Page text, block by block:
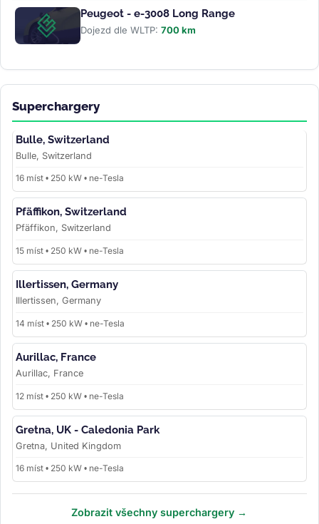
Peugeot - e-3008 Long Range
Dojezd dle WLTP: 700 km
Superchargery
Bulle, Switzerland
Bulle, Switzerland
16 míst • 250 kW • ne-Tesla
Pfäffikon, Switzerland
Pfäffikon, Switzerland
15 míst • 250 kW • ne-Tesla
Illertissen, Germany
Illertissen, Germany
14 míst • 250 kW • ne-Tesla
Aurillac, France
Aurillac, France
12 míst • 250 kW • ne-Tesla
Gretna, UK - Caledonia Park
Gretna, United Kingdom
16 míst • 250 kW • ne-Tesla
Zobrazit všechny superchargery →